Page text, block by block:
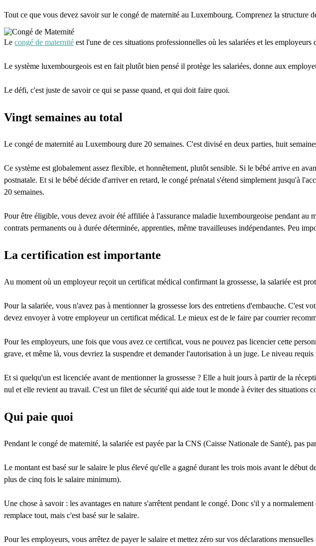
Tout ce que vous devez savoir sur le congé de maternité au Luxembourg. Comprenez la structure
Le congé de maternité est l'une de ces situations professionnelles où les salariées et les
Le système luxembourgeois est en fait plutôt bien pensé il protège les salariées, donne aux
Le défi, c'est juste de savoir ce qui se passe quand, et qui doit faire quoi.
Vingt semaines au total
Le congé de maternité au Luxembourg dure 20 semaines. C'est divisé en deux parties, huit
Ce système est globalement assez flexible, et honnêtement, plutôt sensible. Si le bébé arrive en
postnatale. Et si le bébé décide d'arriver en retard, le congé prénatal s'étend simplement jusqu'à
20 semaines.
Pour être éligible, vous devez avoir été affiliée à l'assurance maladie luxembourgeoise pendant
contrats permanents ou à durée déterminée, apprenties, même travailleuses indépendantes. Peu
La certification est importante
Au moment où un employeur reçoit un certificat médical confirmant la grossesse, la salariée est
Pour la salariée, vous n'avez pas à mentionner la grossesse lors des entretiens d'embauche.
devez envoyer à votre employeur un certificat médical. Le mieux est de le faire par courrier
Pour les employeurs, une fois que vous avez ce certificat, vous ne pouvez pas licencier cette
grave, et même là, vous devriez la suspendre et demander l'autorisation à un juge. Le niveau requis
Et si quelqu'un est licenciée avant de mentionner la grossesse ? Elle a huit jours à partir de la
nul et elle revient au travail. C'est un filet de sécurité qui aide tout le monde à éviter des situations
Qui paie quoi
Pendant le congé de maternité, la salariée est payée par la CNS (Caisse Nationale de Santé), pas
Le montant est basé sur le salaire le plus élevé qu'elle a gagné durant les trois mois avant le
plus de cinq fois le salaire minimum).
Une chose à savoir : les avantages en nature s'arrêtent pendant le congé. Donc s'il y a
remplace tout, mais c'est basé sur le salaire.
Pour les employeurs, vous arrêtez de payer le salaire et mettez zéro sur vos déclarations mensuelles